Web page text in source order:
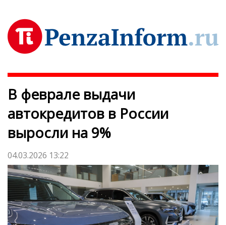
В феврале выдачи
автокредитов в России
выросли на 9%
04.03.2026 13:22